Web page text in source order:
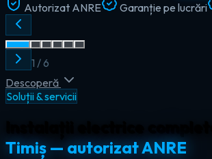
Autorizat ANRE
Garanție pe lucrări
2 /6
Descoperă
Soluții & servicii
Timiș — autorizat ANRE